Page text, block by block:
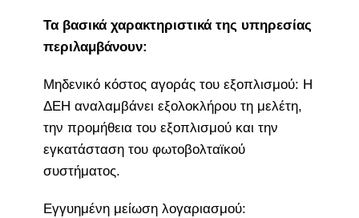
Τα βασικά χαρακτηριστικά της υπηρεσίας
περιλαμβάνουν:
Μηδενικό κόστος αγοράς του εξοπλισμού: Η
ΔΕΗ αναλαμβάνει εξολοκλήρου τη μελέτη,
την προμήθεια του εξοπλισμού και την
εγκατάσταση του φωτοβολταϊκού
συστήματος.
Εγγυημένη μείωση λογαριασμού: